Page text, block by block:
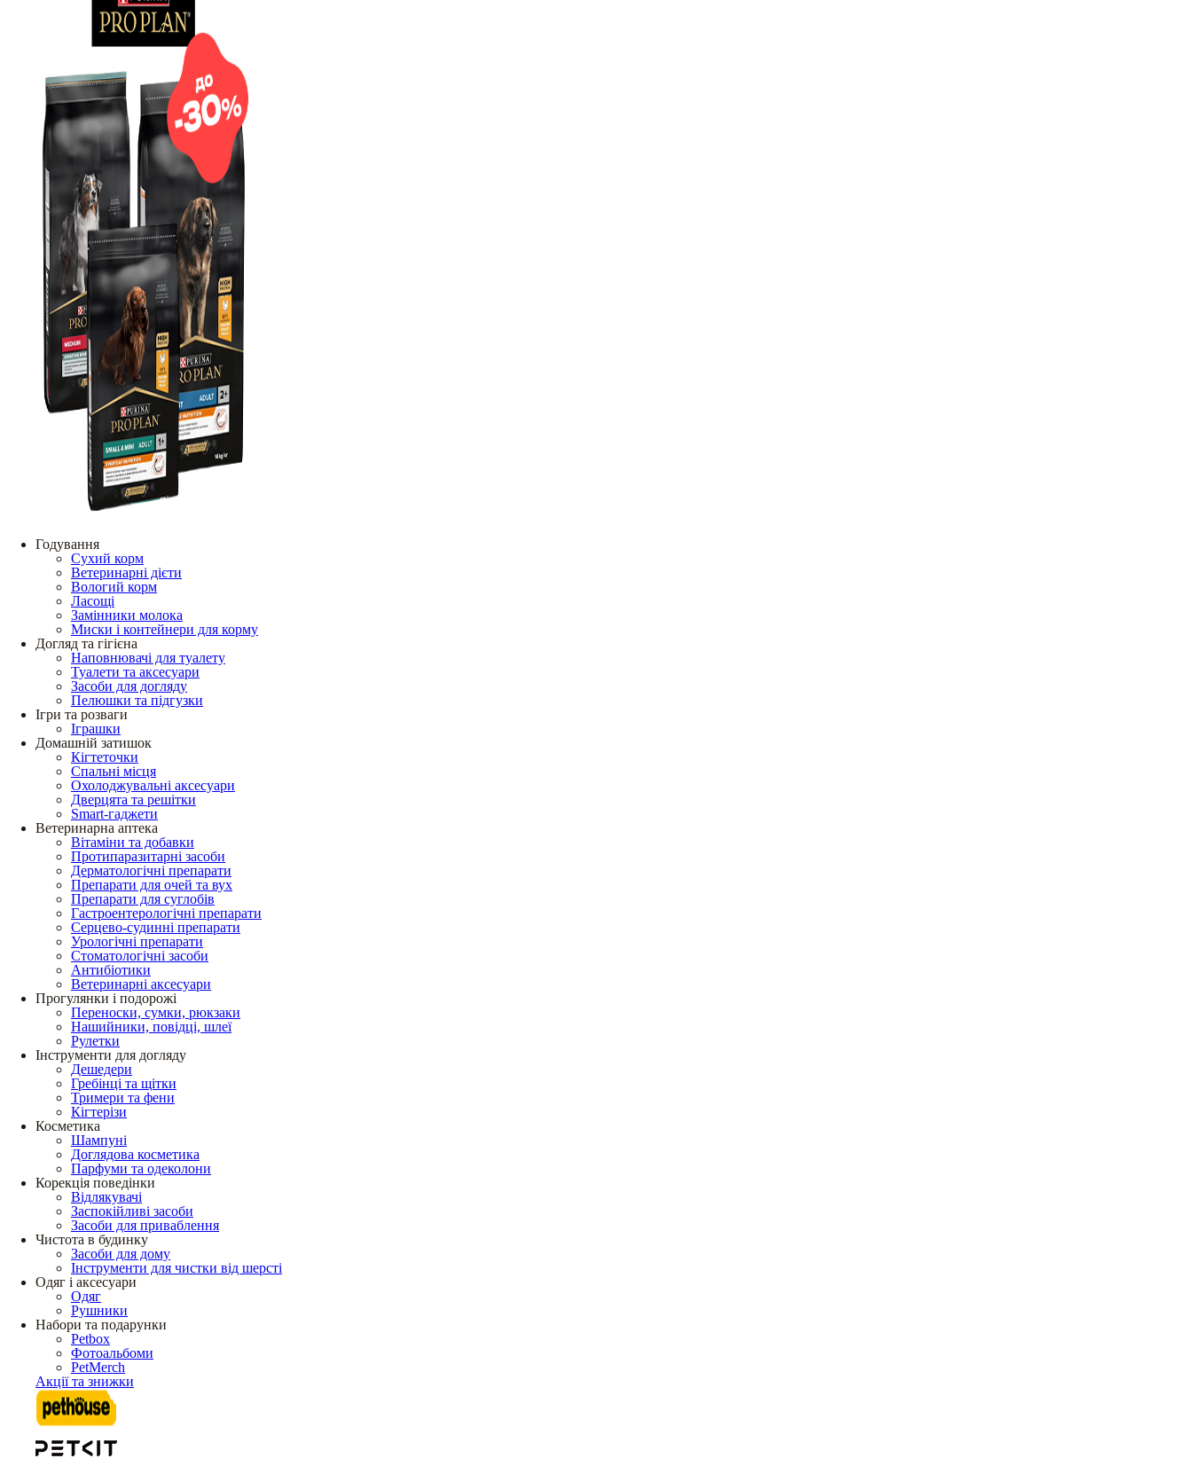
Годування
Сухий корм
Ветеринарні дієти
Вологий корм
Ласощі
Замінники молока
Миски і контейнери для корму
Догляд та гігієна
Наповнювачі для туалету
Туалети та аксесуари
Засоби для догляду
Пелюшки та підгузки
Ігри та розваги
Іграшки
Домашній затишок
Кігтеточки
Спальні місця
Охолоджувальні аксесуари
Дверцята та решітки
Smart-гаджети
Ветеринарна аптека
Вітаміни та добавки
Протипаразитарні засоби
Дерматологічні препарати
Препарати для очей та вух
Препарати для суглобів
Гастроентерологічні препарати
Серцево-судинні препарати
Урологічні препарати
Стоматологічні засоби
Антибіотики
Ветеринарні аксесуари
Прогулянки і подорожі
Переноски, сумки, рюкзаки
Нашийники, повідці, шлеї
Рулетки
Інструменти для догляду
Дешедери
Гребінці та щітки
Тримери та фени
Кігтерізи
Косметика
Шампуні
Доглядова косметика
Парфуми та одеколони
Корекція поведінки
Відлякувачі
Заспокійливі засоби
Засоби для приваблення
Чистота в будинку
Засоби для дому
Інструменти для чистки від шерсті
Одяг і аксесуари
Одяг
Рушники
Набори та подарунки
Petbox
Фотоальбоми
PetMerch
Акції та знижки